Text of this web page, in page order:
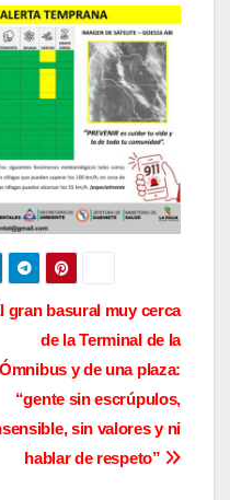
gran basural muy cerca
de la Terminal de la
Ómnibus y de una plaza:
“gente sin escrúpulos,
sin valores y ni
hablar de respeto”